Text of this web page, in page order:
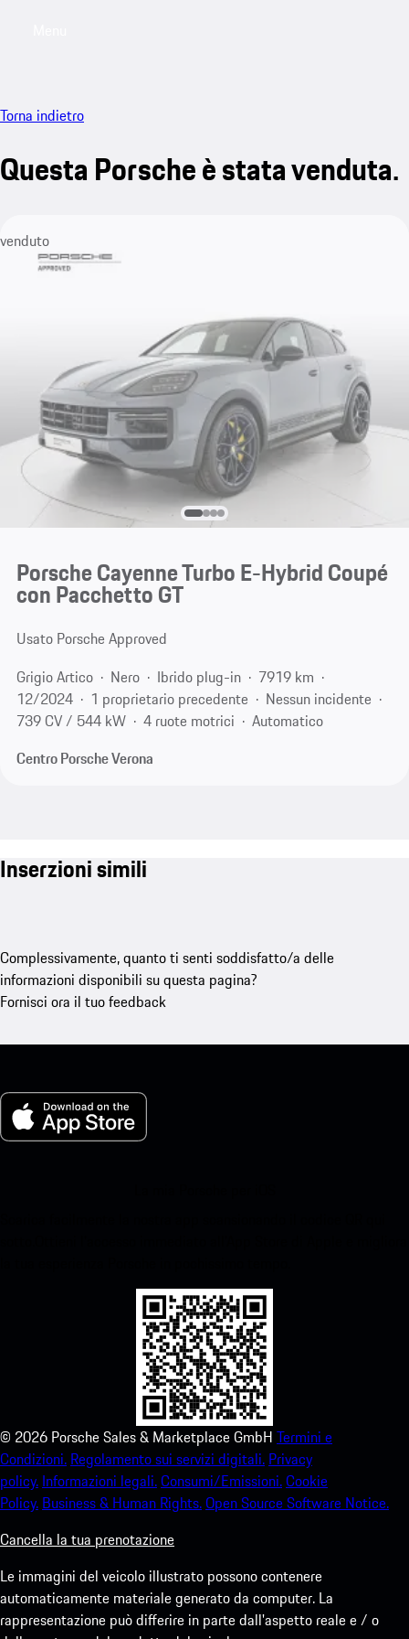
Torna indietro
Questa Porsche è stata venduta.
venduto
Porsche Cayenne Turbo E-Hybrid Coupé
con Pacchetto GT
Usato Porsche Approved
Grigio Artico
Nero Ibrido plug-in
7919 km
12/2024
1 proprietario precedente
Nessun incidente
739 CV / 544 kW
4 ruote motrici
Automatico
Centro Porsche Verona
Inserzioni simili
Complessivamente, quanto ti senti soddisfatto/a delle
informazioni disponibili su questa pagina?
Fornisci ora il tuo feedback
© 2026 Porsche Sales & Marketplace GmbH Termini e
Condizioni. Regolamento sui servizi digitali. Privacy
policy. Informazioni legali.Consumi/Emissioni.Cookie
Policy. Business & Human Rights.Open Source Software Notice.
Cancella la tua prenotazione
Le immagini del veicolo illustrato possono contenere
automaticamente materiale generato da computer. La
rappresentazione può differire in parte dall'aspetto reale e / o